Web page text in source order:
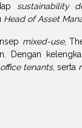
sustainability
Head of Asset
mixed-use,
Dengan
office tenants, serta